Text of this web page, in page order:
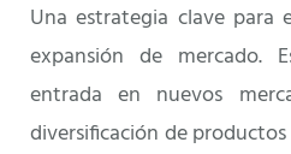
Una estrategia clave para
expansión de mercado.
entrada en nuevos
diversificación de